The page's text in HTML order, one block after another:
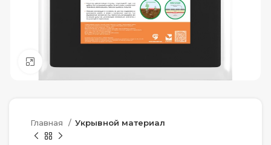
Главная Укрывной материал